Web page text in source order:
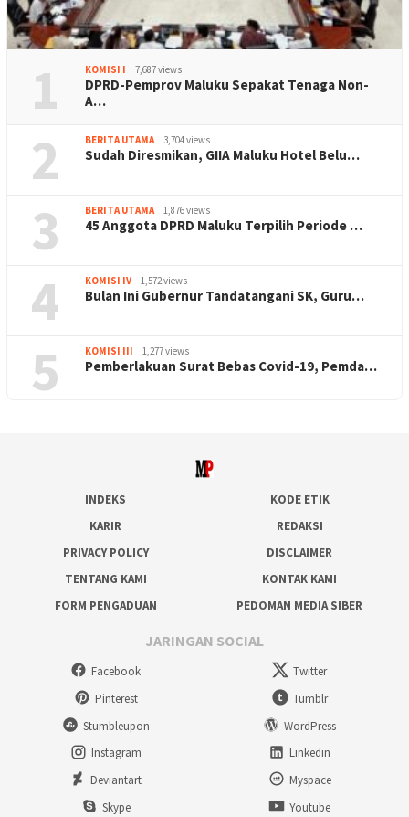
1 KOMISI I 7,687 views
DPRD-Pemprov Maluku Sepakat Tenaga Non-
A…
2 BERITA UTAMA 3,704 views
Sudah Diresmikan, GIIA Maluku Hotel Belu…
3 BERITA UTAMA 1,876 views
45 Anggota DPRD Maluku Terpilih Periode …
4 KOMISI IV 1,572 views
Bulan Ini Gubernur Tandatangani SK, Guru…
5 KOMISI III 1,277 views
Pemberlakuan Surat Bebas Covid-19, Pemda…
INDEKS
KODE ETIK
KARIR
REDAKSI
PRIVACY POLICY
DISCLAIMER
TENTANG KAMI
KONTAK KAMI
FORM PENGADUAN
PEDOMAN MEDIA SIBER
JARINGAN SOCIAL
Facebook
Twitter
Pinterest
Tumblr
Stumbleupon
WordPress
Instagram
Linkedin
Deviantart
Myspace
Skype
Youtube